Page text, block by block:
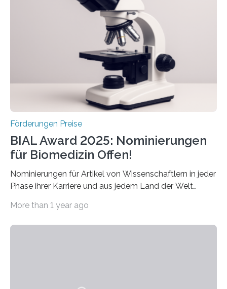
Betroffenen zu verbessern. Dazu schreibt sie auch in
diesem Jahr wieder deutschlandweit den Hentschel-
Preis aus. Er richtet sich gezielt an jüngere
Forscherinnen und Forscher unter 40 Jahren. Geehrt
werden soll eine herausragende Doktorarbeit oder eine
hochrangige wissenschaftliche Publikation zum Thema
Förderungen Preise
BIAL Award 2025: Nominierungen
für Biomedizin Offen!
Nominierungen für Artikel von Wissenschaftlern in jeder
Phase ihrer Karriere und aus jedem Land der Welt
Leben gerufen, um die bemerkenswertesten
More than 1 year ago